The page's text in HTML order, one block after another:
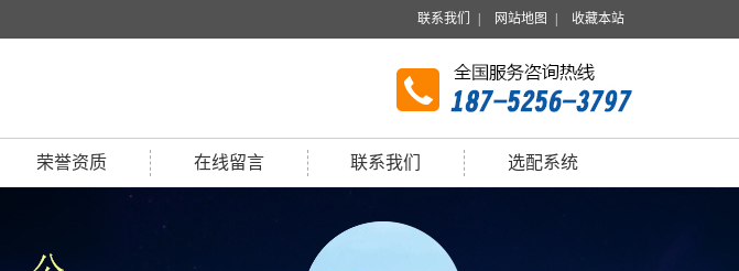
联系我们 网站地图 收藏本站
荣誉资质 在线留言 联系我们 选配系统